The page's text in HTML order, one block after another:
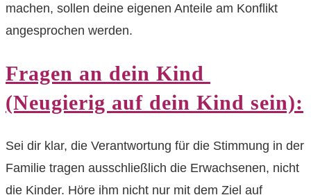
machen, sollen deine eigenen Anteile am Konflikt
angesprochen werden.
Fragen an dein Kind
(Neugierig auf dein Kind sein):
Sei dir klar, die Verantwortung für die Stimmung in der
Familie tragen ausschließlich die Erwachsenen, nicht
die Kinder. Höre ihm nicht nur mit dem Ziel auf